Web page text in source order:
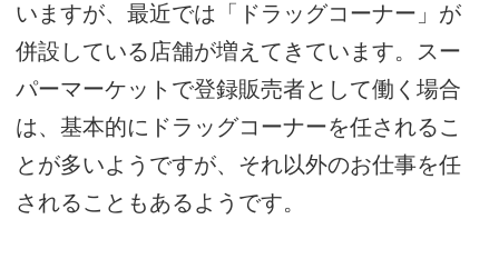
いますが、最近では「ドラッグコーナー」が
併設している店舗が増えてきています。スー
パーマーケットで登録販売者として働く場合
は、基本的にドラッグコーナーを任されるこ
とが多いようですが、それ以外のお仕事を任
されることもあるようです。